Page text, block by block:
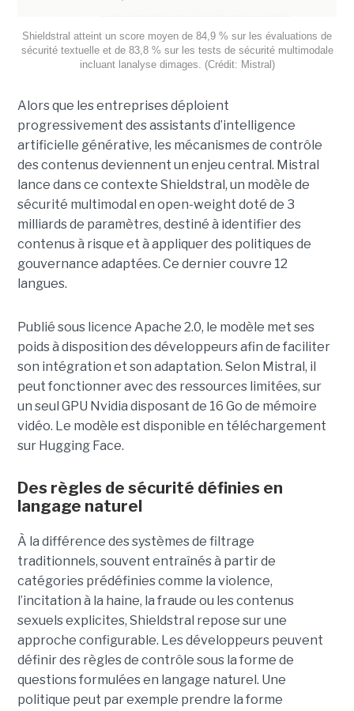
Shieldstral atteint un score moyen de 84,9 % sur les évaluations de
sécurité textuelle et de 83,8 % sur les tests de sécurité multimodale
incluant lanalyse dimages. (Crédit: Mistral)
Alors que les entreprises déploient
progressivement des assistants d’intelligence
artificielle générative, les mécanismes de contrôle
des contenus deviennent un enjeu central. Mistral
lance dans ce contexte Shieldstral, un modèle de
sécurité multimodal en open-weight doté de 3
milliards de paramètres, destiné à identifier des
contenus à risque et à appliquer des politiques de
gouvernance adaptées. Ce derniercouvre 12
langues.
Publié sous licence Apache 2.0, le modèle met ses
poids à disposition des développeurs afin de faciliter
son intégration et son adaptation. Selon Mistral, il
peut fonctionner avec des ressources limitées, sur
un seul GPU Nvidia disposant de 16 Go de mémoire
vidéo. Le modèle est disponible en téléchargement
sur Hugging Face.
Des règles de sécurité définies en
langage naturel
À la différence des systèmes de filtrage
traditionnels, souvent entraînés à partir de
catégories prédéfinies comme la violence,
l’incitation à la haine, la fraude ou les contenus
sexuels explicites, Shieldstral repose sur une
approche configurable. Les développeurs peuvent
définir des règles de contrôle sous la forme de
questions formulées en langage naturel. Une
politique peut par exemple prendre la forme